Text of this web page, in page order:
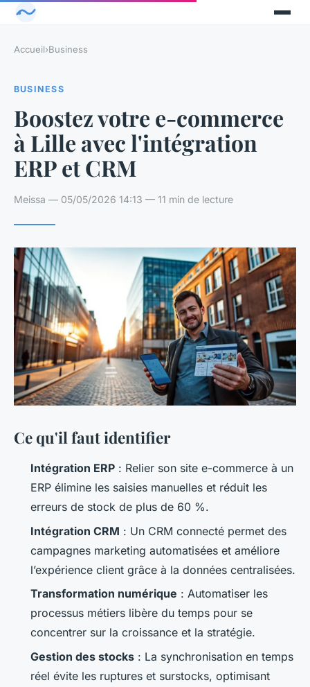
Accueil›Business
BUSINESS
Boostez votre e-commerce
à Lille avec l'intégration
ERP et CRM
Meissa — 05/05/2026 14:13 — 11 min de lecture
Ce qu'il faut identifier
Intégration ERP : Relier son site e-commerce à un
ERP élimine les saisies manuelles et réduit les
erreurs de stock de plus de 60 %.
Intégration CRM : Un CRM connecté permet des
campagnes marketing automatisées et améliore
l’expérience client grâce à la données centralisées.
Transformation numérique : Automatiser les
processus métiers libère du temps pour se
concentrer sur la croissance et la stratégie.
Gestion des stocks : La synchronisation en temps
réel évite les ruptures et surstocks, optimisant